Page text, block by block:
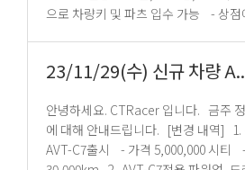
으로 차량키 및
23/11/29(수) 신규 차량 A..
안녕하세요. CTRacer 입니다. 금주 정기점검시 변경된내역
에 대해 안내드립니다. [변경 내역] 1. 신규 A클래스 차량
AVT-C7출시 - 가격 5,000,000 시티 - 주행거리 제한